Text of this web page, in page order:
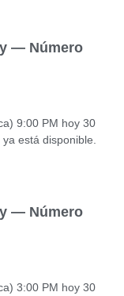
— Número
9:00 PM hoy 30
está disponible.
— Número
3:00 PM hoy 30